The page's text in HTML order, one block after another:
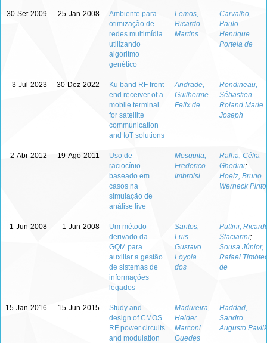
30-Set-2009 25-Jan-2008
Ambiente para
otimização de
redes multimídia
utilizando
algoritmo
genético
Lemos,
Ricardo
Martins
Carvalho,
Paulo
Henrique
Portela de
3-Jul-2023 30-Dez-2022
Ku band RF front
end receiver of a
mobile terminal
for satellite
communication
and IoT solutions
Andrade,
Guilherme
Felix de
Rondineau,
Sébastien
Roland Marie
Joseph
2-Abr-2012 19-Ago-2011
Uso de
raciocínio
baseado em
casos na
simulação de
análise live
Mesquita,
Frederico
Imbroisi
Ralha, Célia
Ghedini;
Hoelz, Bruno
Werneck Pinto
1-Jun-2008 1-Jun-2008
Um método
derivado da
GQM para
auxiliar a gestão
de sistemas de
informações
legados
Santos,
Luis
Gustavo
Loyola
dos
Puttini,
Staciarini;
Sousa Júnior,
Rafael
de
15-Jan-2016 15-Jun-2015
Study and
design of CMOS
RF power circuits
and modulation
Madureira,
Heider
Marconi
Guedes
Haddad,
Sandro
Augusto Pavlik